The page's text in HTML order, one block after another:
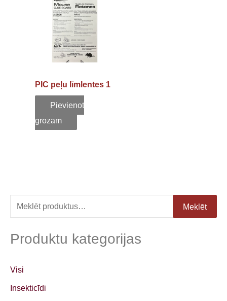
e
k
ē
t
Meklēt
Produktu kategorijas
Visi
Insekticīdi
PIC peļu līmlentes 1
Pievienot
grozam